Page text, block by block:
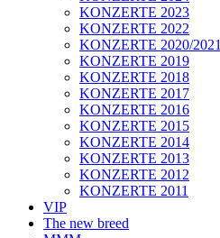
KONZERTE 2023
KONZERTE 2022
KONZERTE 2020/2021
KONZERTE 2019
KONZERTE 2018
KONZERTE 2017
KONZERTE 2016
KONZERTE 2015
KONZERTE 2014
KONZERTE 2013
KONZERTE 2012
KONZERTE 2011
VIP
The new breed